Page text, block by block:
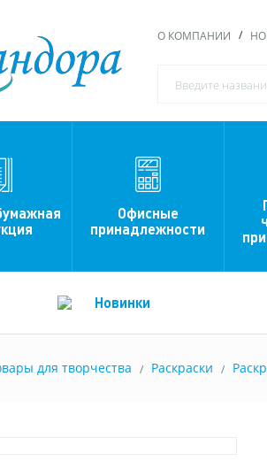
О КОМПАНИИ
Офисные
принадлежности
Новинки
для творчества Раскраски